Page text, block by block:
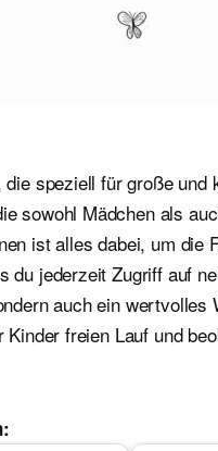
speziell für große
sowohl Mädchen als
ist alles dabei, um die
jederzeit Zugriff auf
auch ein
freien Lauf und